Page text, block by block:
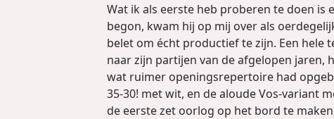
Wat ik als eerste heb proberen te doen
begon, kwam hij op mij over als
belet om écht productief te zijn. Een hele
naar zijn partijen van de afgelopen jaren,
wat ruimer openingsrepertoire had
35-30! met wit, en de aloude Vos-variant
de eerste zet oorlog op het bord te